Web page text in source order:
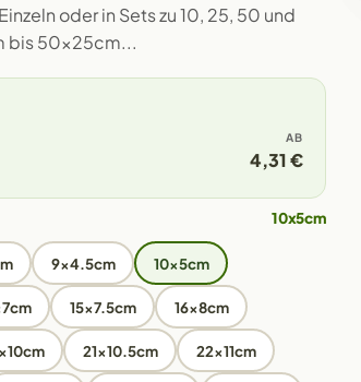
oder in Sets zu 10, 25, 50 und
bis 50x25cm...
AB
4,31 €
10x5cm
9x4.5cm 10x5cm
15x7.5cm 16x8cm
21x10.5cm 22x11cm